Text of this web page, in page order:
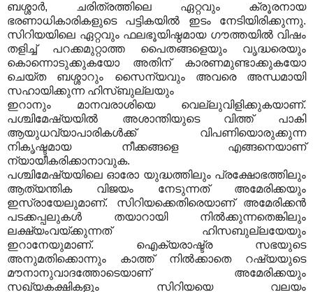
ബശ്ശാര്‍, ചരിത്രത്തിലെ ഏറ്റവും ക്രൂരനായ
ഭരണാധികാരികളുടെ പട്ടികയില്‍ ഇടം നേടിയിരിക്കുന്നു.
സിറിയയിലെ ഏറ്റവും ഫലഭൂയിഷ്ഠമായ ഗൗത്തയില്‍ വിഷം
തളിച്ച് പറക്കമുറ്റാത്ത പൈതങ്ങളെയും വൃദ്ധരെയും
കൊന്നൊടുക്കുകയോ അതിന് കാരണമുണ്ടാക്കുകയോ
ചെയ്ത ബശ്ശാറും സൈന്യവും അവരെ അന്ധമായി
സഹായിക്കുന്ന ഹിസ്ബുല്ലയും
ഇറാനും മാനവരാശിയെ വെല്ലുവിളിക്കുകയാണ്.
പശ്ചിമേഷ്യയില്‍ അശാന്തിയുടെ വിത്ത് പാകി
ആയുധവ്യാപാരികള്‍ക്ക് വിപണിയൊരുക്കുന്ന
നികൃഷ്ടമായ നീക്കങ്ങളെ എങ്ങനെയാണ്
ന്യായീകരിക്കാനാവുക.
പശ്ചിമേഷ്യയിലെ ഓരോ യുദ്ധത്തിലും പ്രക്ഷോഭത്തിലും
ആത്യന്തിക വിജയം നേടുന്നത് അമേരിക്കയും
ഇസ്രായേലുമാണ്. സിറിയക്കെതിരെയാണ് അമേരിക്കന്‍
പടക്കപ്പലുകള്‍ തയാറായി നില്‍ക്കുന്നതെങ്കിലും
ലക്ഷ്യംവയ്ക്കുന്നത് ഹിസബുല്ലയേയും
ഇറാനേയുമാണ്. ഐക്യരാഷ്ട്ര സഭയുടെ
അനുമതിക്കൊന്നും കാത്ത് നില്‍ക്കാതെ റഷ്യയുടെ
മൗനാനുവാദത്തോടെയാണ് അമേരിക്കയും
സഖ്യകക്ഷികളും സിറിയയെ വലയം